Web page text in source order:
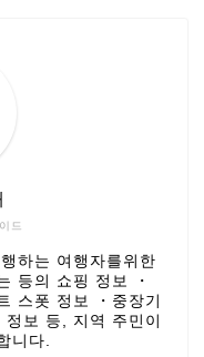
드
하는 여행자를위한
등의 쇼핑 정보 ・
스폿 정보 ・중장기
보 등, 지역 주민이
니다.